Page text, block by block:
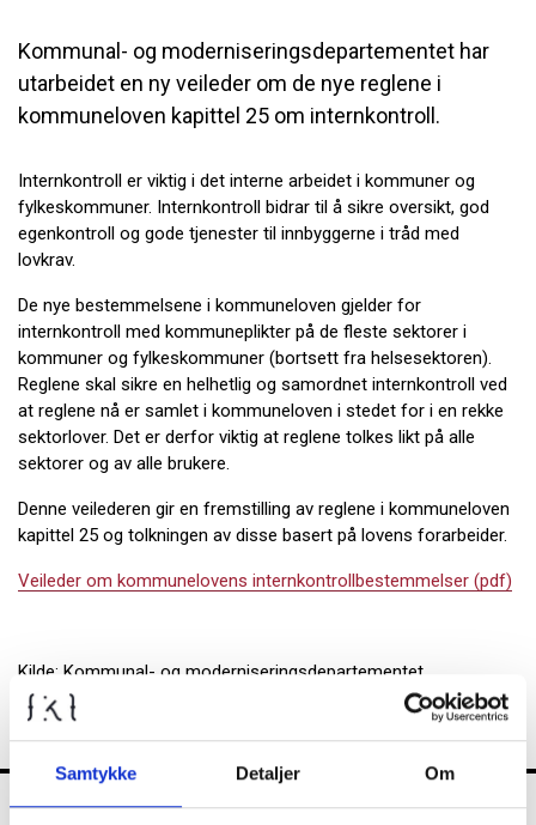
Samtykke Detaljer Om
Kommunal- og moderniseringsdepartementet har
utarbeidet en ny veileder om de nye reglene i
kommuneloven kapittel 25 om internkontroll.
Internkontroll er viktig i det interne arbeidet i kommuner og
fylkeskommuner. Internkontroll bidrar til å sikre oversikt, god
egenkontroll og gode tjenester til innbyggerne i tråd med
lovkrav.
De nye bestemmelsene i kommuneloven gjelder for
internkontroll med kommuneplikter på de fleste sektorer i
kommuner og fylkeskommuner (bortsett fra helsesektoren).
Reglene skal sikre en helhetlig og samordnet internkontroll ved
at reglene nå er samlet i kommuneloven i stedet for i en rekke
sektorlover. Det er derfor viktig at reglene tolkes likt på alle
sektorer og av alle brukere.
Denne veilederen gir en fremstilling av reglene i kommuneloven
kapittel 25 og tolkningen av disse basert på lovens forarbeider.
Veileder om kommunelovens internkontrollbestemmelser (pdf)
Kilde: Kommunal- og moderniseringsdepartementet